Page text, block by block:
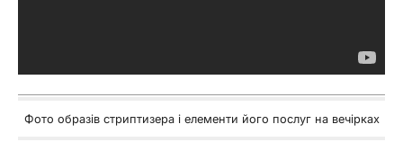
Фото образів стриптизера і елементи його послуг на вечірках